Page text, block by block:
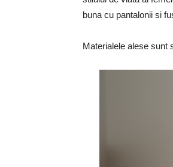
buna cu pantalonii si
Materialele alese sunt